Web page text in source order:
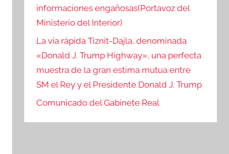
informaciones engañosas(Portavoz del
Ministerio del Interior)
La vía rápida Tiznit-Dajla, denominada
«Donald J. Trump Highway», una perfecta
muestra de la gran estima mutua entre
SM el Rey y el Presidente Donald J. Trump
Comunicado del Gabinete Real